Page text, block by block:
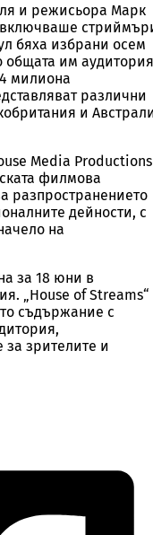
и режисьора Марк
бяха избрани осем
общата им аудитория
милиона
различни
и
Media Productions
филмова
разпространението
дейности, с
на
за 18 юни в
„House of Streams“
съдържание с
зрителите и